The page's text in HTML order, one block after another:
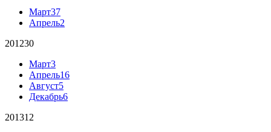
Март37
Апрель2
201230
Март3
Апрель16
Август5
Декабрь6
201312